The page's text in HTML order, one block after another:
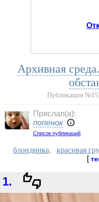
Архивная
Публикация
Прислал(a):
попенок
Список публикаций
блондинка, красивая
[
1.